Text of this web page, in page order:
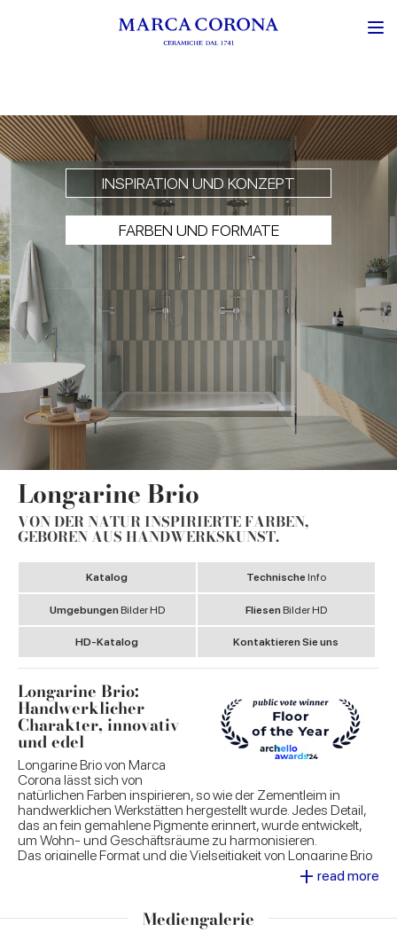
INSPIRATION UND KONZEPT
FARBEN UND FORMATE
Longarine Brio
VON DER NATUR INSPIRIERTE FARBEN,
GEBOREN AUS HANDWERKSKUNST.
Katalog Technische Info
Umgebungen Bilder HD Fliesen Bilder HD
HD-Katalog Kontaktieren Sie uns
Longarine Brio:
Handwerklicher
Charakter, innovativ
und edel
Longarine Brio von Marca
Corona lässt sich von
natürlichen Farben inspirieren, so wie der Zementleim in
handwerklichen Werkstätten hergestellt wurde. Jedes Detail,
das an fein gemahlene Pigmente erinnert, wurde entwickelt,
um Wohn- und Geschäftsräume zu harmonisieren.
Das originelle Format und die Vielseitigkeit von Longarine Brio
machen aus jedem Raum einen Raum des persönlichen
und lässt sich auch an große gebogene Volumen anpassen.
+ read more
Mediengalerie